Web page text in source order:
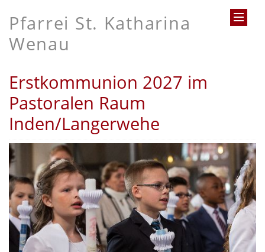
Pfarrei St. Katharina
Wenau
Erstkommunion 2027 im
Pastoralen Raum
Inden/Langerwehe